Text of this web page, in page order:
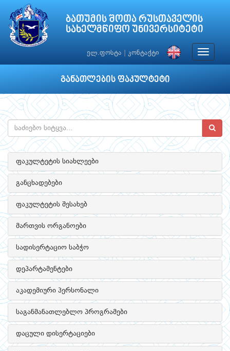
ბათუმის შოთა რუსთაველის
სახელმწიფო უნივერსიტეტი
ელ.ფოსტა კონტაქტი
Toggle
განათლების ფაკულტეტი
ფაკულტეტის სიახლეები
განცხადებები
ფაკულტეტის შესახებ
მართვის ორგანოები
სადისერტაციო საბჭო
დეპარტამენტები
აკადემიური პერსონალი
საგანმანათლებლო პროგრამები
დაცული დისერტაციები